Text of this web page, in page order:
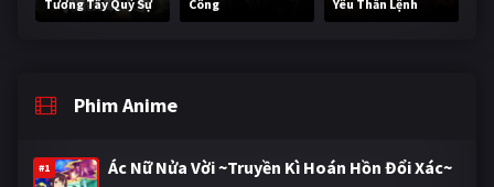
Tương Tây Quỷ Sự Công Yêu Thần Lệnh
Phim Anime
#1 Ác Nữ Nửa Vời ~Truyền Kì Hoán Hồn Đổi Xác~